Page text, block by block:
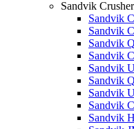
Sandvik
Sandvik
Sandvik
Sandvik
Sandvik
Sandvik
Sandvik
Sandvik
Sandvik
Sandvik